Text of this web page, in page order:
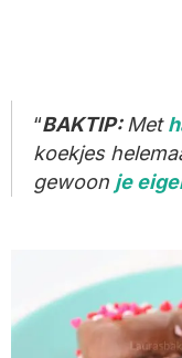
BAKTIP:Met
koekjes
gewoon je